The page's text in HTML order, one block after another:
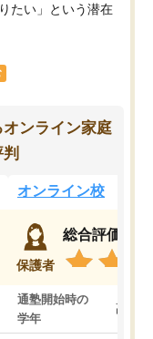
たい」という潜在
ンライン家庭
オンライン校
保護者
総合評価
通塾開始時の
学年
高3